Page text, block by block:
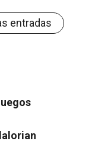
entradas